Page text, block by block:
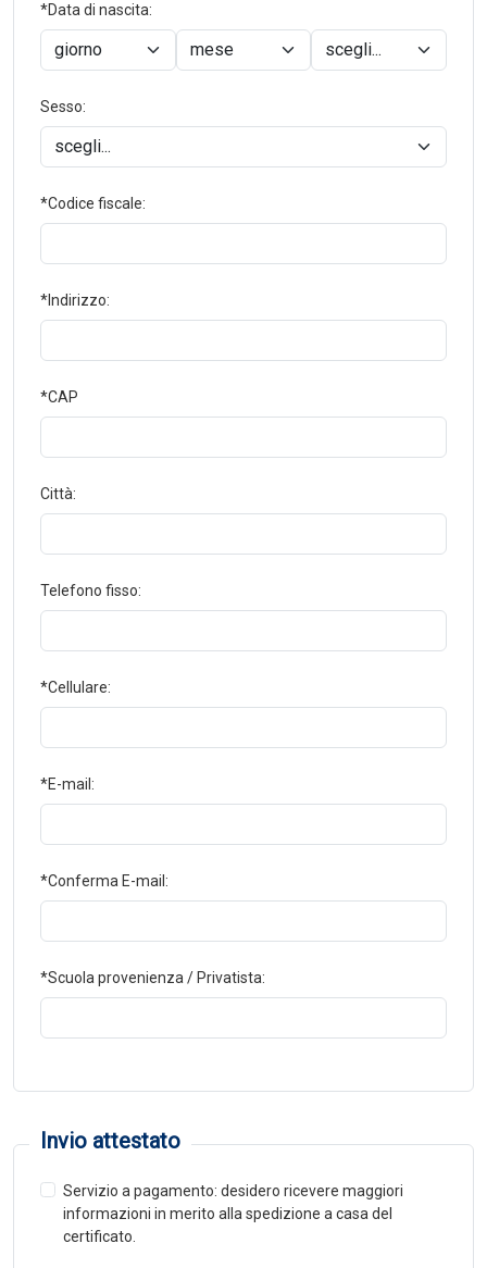
*Data di nascita:
Sesso:
*Codice fiscale:
*Indirizzo:
*CAP
Città:
Telefono fisso:
*Cellulare:
*E-mail:
*Conferma E-mail:
*Scuola provenienza / Privatista:
Invio attestato
Servizio a pagamento: desidero ricevere maggiori
informazioni in merito alla spedizione a casa del
certificato.